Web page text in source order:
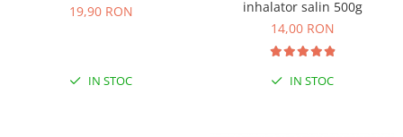
19,90 RON
IN STOC
inhalator salin 500g
14,00 RON
IN STOC